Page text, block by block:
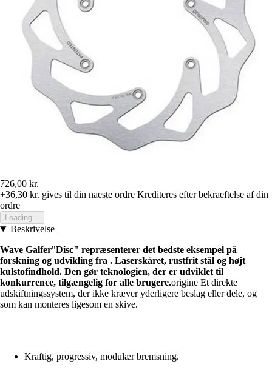
726,00 kr.
+36,30 kr. gives til din naeste ordre Krediteres efter bekraeftelse af din
ordre
Loading...
Beskrivelse
Wave Galfer"Disc" repræsenterer det bedste eksempel på
forskning og udvikling fra . Laserskåret, rustfrit stål og højt
kulstofindhold. Den gør teknologien, der er udviklet til
konkurrence, tilgængelig for alle brugere.origine Et direkte
udskiftningssystem, der ikke kræver yderligere beslag eller dele, og
som kan monteres ligesom en skive.
Kraftig, progressiv, modulær bremsning.